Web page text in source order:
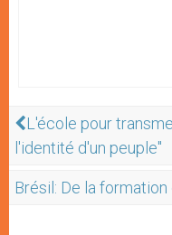
L'école pour
l'identité d'un peuple"
Brésil: De la